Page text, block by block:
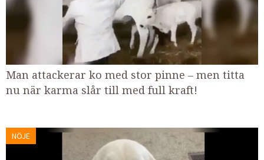
Man attackerar ko med stor pinne – men titta
nu när karma slår till med full kraft!
NÖJE